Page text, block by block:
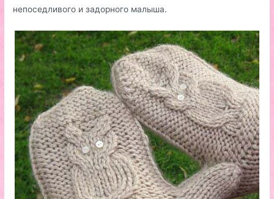
непоседливого и задорного малыша.